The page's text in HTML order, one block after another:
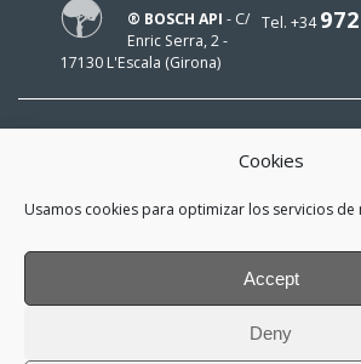
Cookies
Usamos cookies para optimizar los servicios de
Accept
Deny
Tel. +34
® BOSCH API - C/
Enric Serra, 2 -
17130 L'Escala (Girona)
¡Mi e-mail es
y me interesa
*He leído y acepto la